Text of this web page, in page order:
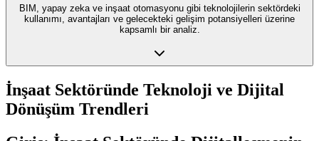
BIM, yapay zeka ve inşaat otomasyonu gibi teknolojilerin sektördeki
kullanımı, avantajları ve gelecekteki gelişim potansiyelleri üzerine
kapsamlı bir analiz.
İnşaat Sektöründe Teknoloji ve Dijital
Dönüşüm Trendleri